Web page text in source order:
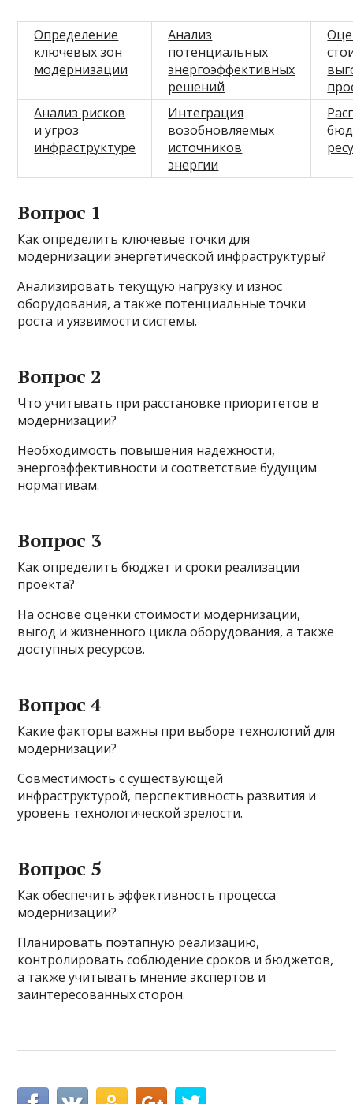
Определение
ключевых зон
модернизации
Анализ
потенциальных
энергоэффективных
решений
Анализ рисков
и угроз
инфраструктуре
Интеграция
возобновляемых
источников
энергии
Вопрос 1
Как определить ключевые точки для
модернизации энергетической инфраструктуры?
Анализировать текущую нагрузку и износ
оборудования, а также потенциальные точки
роста и уязвимости системы.
Вопрос 2
Что учитывать при расстановке приоритетов в
модернизации?
Необходимость повышения надежности,
энергоэффективности и соответствие будущим
нормативам.
Вопрос 3
Как определить бюджет и сроки реализации
проекта?
На основе оценки стоимости модернизации,
выгод и жизненного цикла оборудования, а также
доступных ресурсов.
Вопрос 4
Какие факторы важны при выборе технологий для
модернизации?
Совместимость с существующей
инфраструктурой, перспективность развития и
уровень технологической зрелости.
Вопрос 5
Как обеспечить эффективность процесса
модернизации?
Планировать поэтапную реализацию,
контролировать соблюдение сроков и бюджетов,
а также учитывать мнение экспертов и
заинтересованных сторон.